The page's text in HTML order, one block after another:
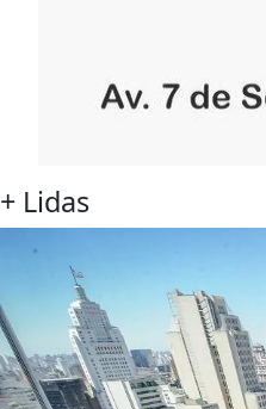
+ Lidas